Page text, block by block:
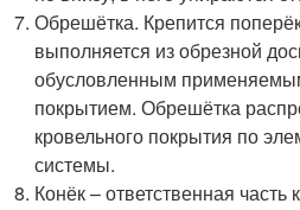
Обрешётка. Крепится
выполняется из обрезной
обусловленным
покрытием. Обрешётка
кровельного покрытия по
системы.
Конёк – ответственная